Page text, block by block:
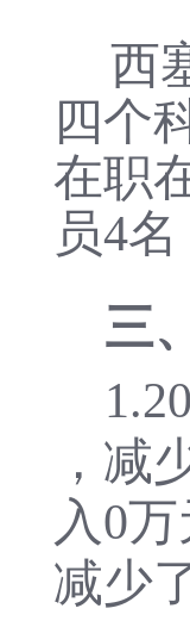
西
四个
在职
员4名
三
1.
， 减
入0万
减少